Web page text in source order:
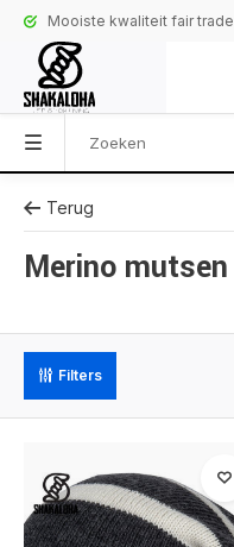
Mooiste kwaliteit fair
Terug
Merino mutsen
Filters